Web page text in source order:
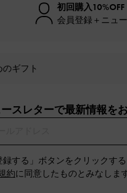
初回購入10%OFF
会員登録＋ニュ
ギフト
スレターで最新情報を
する」ボタンをクリックする
約に同意したものとみなします